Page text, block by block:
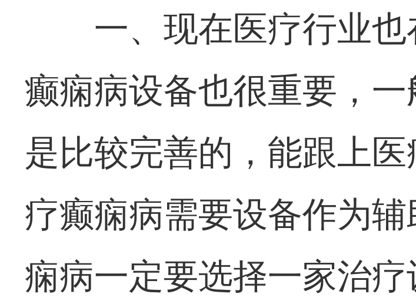
一、现在医疗行业
癫痫病设备也很重要，
是比较完善的，能跟上
疗癫痫病需要设备作为
痫病一定要选择一家治